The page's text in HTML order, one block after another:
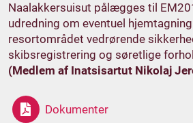
Naalakkersuisut pålægges til
udredning om eventuel
resortområdet vedrørende
skibsregistrering og søretlige
(Medlem af Inatsisartut Nikolaj
Dokumenter